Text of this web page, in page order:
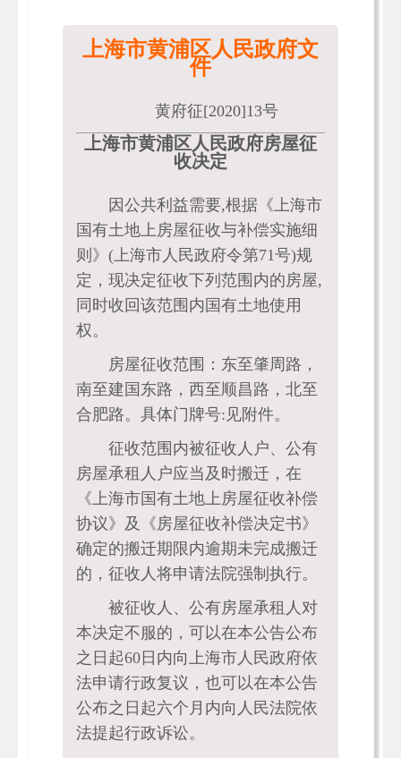
上海市黄浦区人民政府文
件
黄府征[2020]13号
上海市黄浦区人民政府房屋征
收决定
因公共利益需要,根据《上海市
国有土地上房屋征收与补偿实施细
则》(上海市人民政府令第71号)规
定，现决定征收下列范围内的房屋,
同时收回该范围内国有土地使用
权。
房屋征收范围：东至肇周路，
南至建国东路，西至顺昌路，北至
合肥路。具体门牌号:见附件。
征收范围内被征收人户、公有
房屋承租人户应当及时搬迁，在
《上海市国有土地上房屋征收补偿
协议》及《房屋征收补偿决定书》
确定的搬迁期限内逾期未完成搬迁
的，征收人将申请法院强制执行。
被征收人、公有房屋承租人对
本决定不服的，可以在本公告公布
之日起60日内向上海市人民政府依
法申请行政复议，也可以在本公告
公布之日起六个月内向人民法院依
法提起行政诉讼。